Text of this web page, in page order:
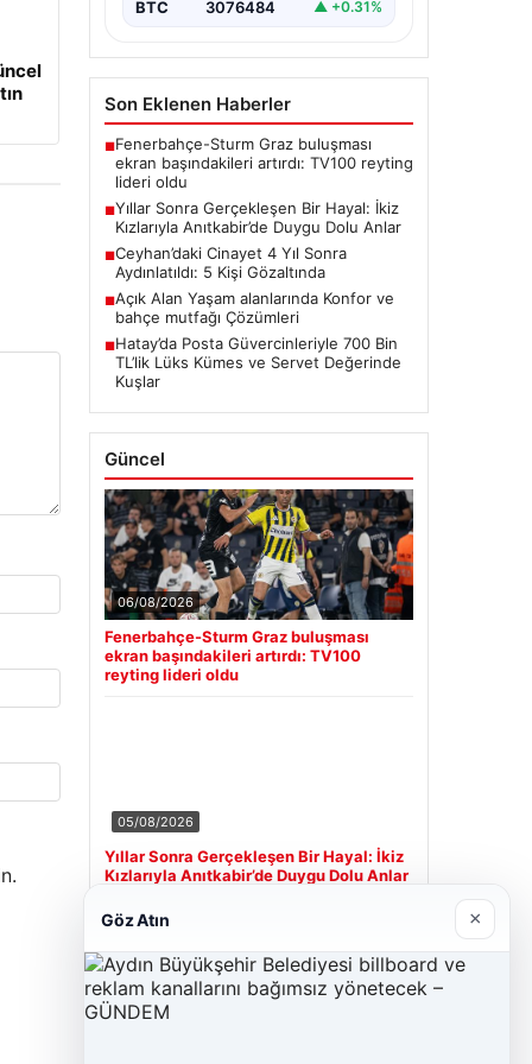
BTC 3076484 ▲ +0.31%
Son Eklenen Haberler
■Fenerbahçe-Sturm Graz buluşması
ekran başındakileri artırdı: TV100 reyting
lideri oldu
■Yıllar Sonra Gerçekleşen Bir Hayal: İkiz
Kızlarıyla Anıtkabir’de Duygu Dolu Anlar
■Ceyhan’daki Cinayet 4 Yıl Sonra
Aydınlatıldı: 5 Kişi Gözaltında
■Açık Alan Yaşam alanlarında Konfor ve
bahçe mutfağı Çözümleri
■Hatay’da Posta Güvercinleriyle 700 Bin
TL’lik Lüks Kümes ve Servet Değerinde
Kuşlar
Güncel
06/08/2026
Fenerbahçe-Sturm Graz buluşması
ekran başındakileri artırdı: TV100
reyting lideri oldu
05/08/2026
Yıllar Sonra Gerçekleşen Bir Hayal: İkiz
Kızlarıyla Anıtkabir’de Duygu Dolu Anlar
Son Eklenen Firmalar
Cengiz Sigorta
Göz Atın ×